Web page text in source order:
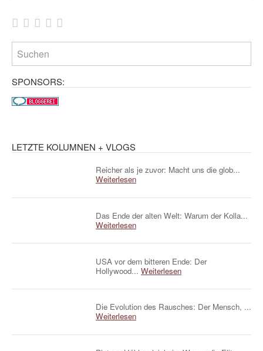
SPONSORS:
LETZTE KOLUMNEN + VLOGS
Reicher als je zuvor: Macht uns die glob...
Weiterlesen
Das Ende der alten Welt: Warum der Kolla...
Weiterlesen
USA vor dem bitteren Ende: Der
Hollywood... Weiterlesen
Die Evolution des Rausches: Der Mensch, ...
Weiterlesen